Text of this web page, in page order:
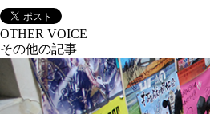
OTHER VOICE
その他の記事